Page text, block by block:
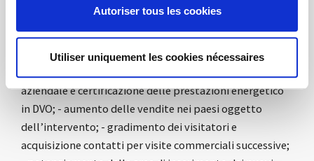
Autoriser tous les cookies
Utiliser uniquement les cookies nécessaires
I risultati saranno i seguenti: -
miglioramento del clima aziendale, attivazione di
politiche di etica lavorativa e di condivisione delle
aziendale e certificazione delle prestazioni energetico
in DVO; - aumento delle vendite nei paesi oggetto
dell’intervento; - gradimento dei visitatori e
acquisizione contatti per visite commerciali successive;